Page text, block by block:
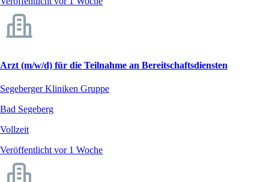
Arzt (m/w/d) für die Teilnahme an Bereitschaftsdiensten
Segeberger Kliniken Gruppe
Bad Segeberg
Vollzeit
Veröffentlicht vor 1 Woche